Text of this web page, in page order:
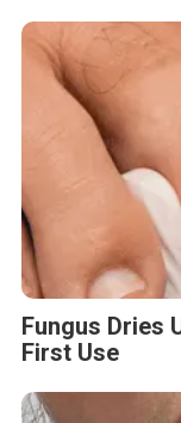
Fungus Dries
First Use